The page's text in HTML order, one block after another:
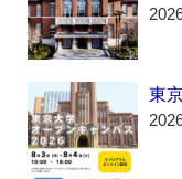
東